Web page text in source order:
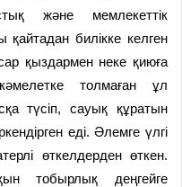
және мемлекеттік
билікке келген
қыздармен неке қиюға
толмаған ұл
түсіп, сауық құратын
еді. Әлемге үлгі
өткелдерден өткен.
тобырлық деңгейге